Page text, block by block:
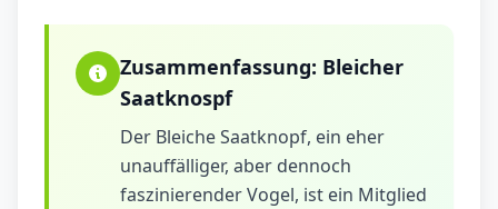
Zusammenfassung: Bleicher
Saatknospf
Der Bleiche Saatknopf, ein eher
unauffälliger, aber dennoch
faszinierender Vogel, ist ein Mitglied